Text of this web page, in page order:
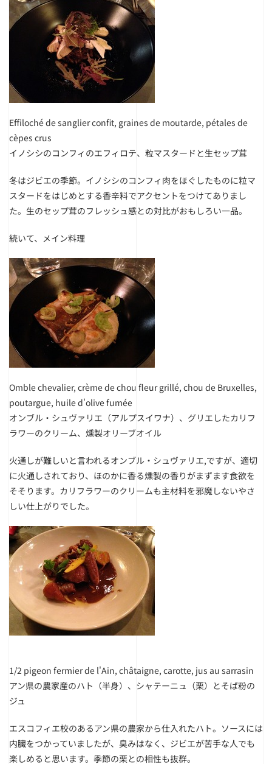
Effiloché de sanglier confit, graines de moutarde, pétales de
cèpes crus
イノシシのコンフィのエフィロテ、粒マスタードと生セップ茸
冬はジビエの季節。イノシシのコンフィ肉をほぐしたものに粒マ
スタードをはじめとする香辛料でアクセントをつけてありまし
た。生のセップ茸のフレッシュ感との対比がおもしろい一品。
続いて、メイン料理
Omble chevalier, crème de chou fleur grillé, chou de Bruxelles,
poutargue, huile d'olive fumée
オンブル・シュヴァリエ（アルプスイワナ）、グリエしたカリフ
ラワーのクリーム、燻製オリーブオイル
火通しが難しいと言われるオンブル・シュヴァリエ,ですが、適切
に火通しされており、ほのかに香る燻製の香りがまずます食欲を
そそります。カリフラワーのクリームも主材料を邪魔しないやさ
しい仕上がりでした。
1/2 pigeon fermier de l'Ain, châtaigne, carotte, jus au sarrasin
アン県の農家産のハト（半身）、シャテーニュ（栗）とそば粉の
ジュ
エスコフィエ校のあるアン県の農家から仕入れたハト。ソースには
内臓をつかっていましたが、臭みはなく、ジビエが苦手な人でも
楽しめると思います。季節の栗との相性も抜群。